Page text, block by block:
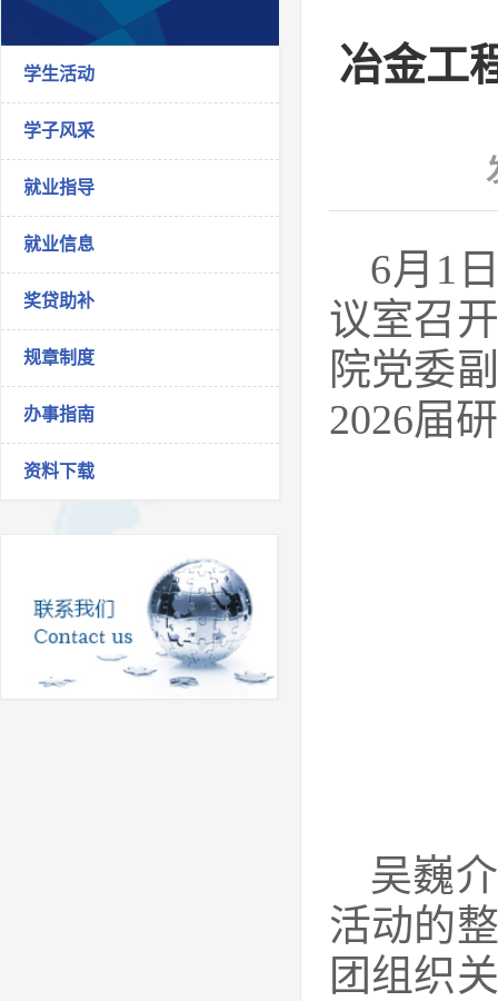
学生活动
学子风采
就业指导
就业信息
奖贷助补
规章制度
办事指南
资料下载
冶金工
6月1
议室召
院党委
2026届
吴巍
活动的
团组织